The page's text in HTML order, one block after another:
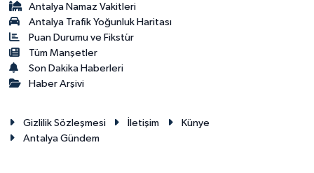
Antalya Namaz Vakitleri
Antalya Trafik Yoğunluk Haritası
Puan Durumu ve Fikstür
Tüm Manşetler
Son Dakika Haberleri
Haber Arşivi
Gizlilik Sözleşmesi İletişim
Künye
Antalya Gündem